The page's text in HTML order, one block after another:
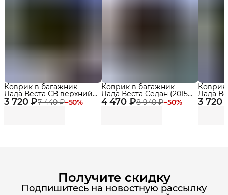
3 720 ₽7 440 ₽−50%
Коврик в багажник
Лада Веста СВ верхний
(2015-23), Lada Vesta SW
Cross / СВ Кросс,
4 470 ₽8 940 ₽−50%
Коврик в багажник
Лада Веста Седан (2015-),
Lada Vesta 3 720
Коврик
Лада
(2015-
Получите скидку
Подпишитесь на новостную рассылку